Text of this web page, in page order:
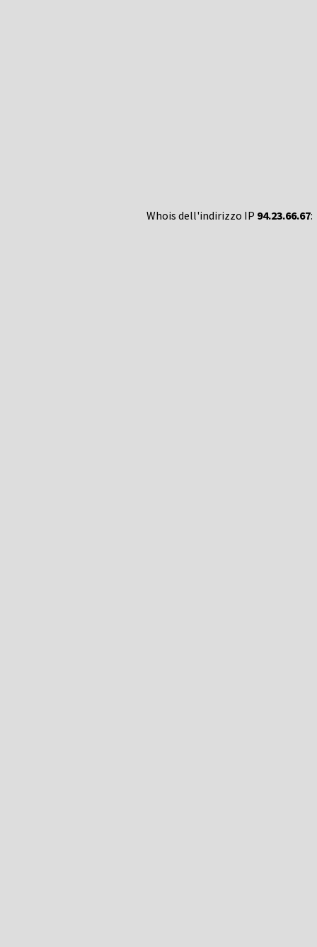
Whois dell'indirizzo IP 94.23.66.67: